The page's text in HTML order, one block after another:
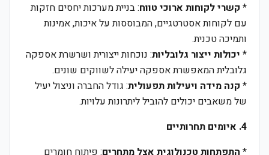
* קשרי לקוחות ארוכי טווח: בניית מערכות יחסים חזקות
עם לקוחות אסטרטגיים, המבוססות על איכות, אמינות
ותמיכה טכנית.
* יכולות ייצור גלובליות: נוכחות ייצורית ושרשרת אספקה
גלובלית המאפשרת אספקה יעילה לשווקים שונים.
* קנה מידה ויעילות תפעולית: גודל החברה וניצול יעיל
של משאבים יכולים להוביל ליתרונות עלויות.
4. איומים תחרותיים
* התפתחות טכנולוגית אצל מתחרים: פיתוח חומרים